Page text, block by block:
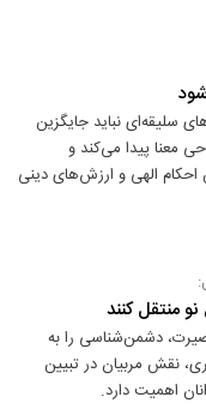
سلیقه‌ای نباید جایگزین
معنا پیدا می‌کند و
احکام الهی و ارزش‌های دینی
منتقل کنند
بصیرت، دشمن‌شناسی را به
نقش مربیان در تبیین
اهمیت دارد.